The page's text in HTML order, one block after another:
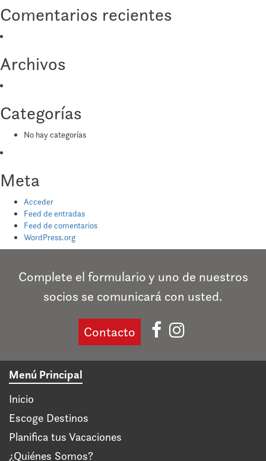
MARTEEN
Comentarios recientes
Archivos
Categorías
No hay categorías
Meta
Acceder
Feed de entradas
Feed de comentarios
WordPress.org
Complete el formulario y uno de nuestros
socios se comunicará con usted.
Contacto
Menú Principal
Inicio
Escoge Destinos
Planifica tus Vacaciones
¿Quiénes Somos?